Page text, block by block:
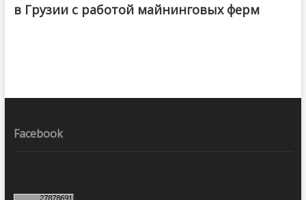
в Грузии с работой майнинговых ферм
Facebook